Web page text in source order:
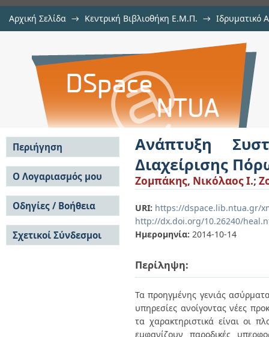
Αρχική Σελίδα → Κεντρική Βιβλιοθήκη Ε.Μ.Π. → Ιδρυματικό
Ανάπτυξη Συστηματικής
Ενσωματωμένα Συστήματα
Ανάπτυξη
Διαχείρισης
Ζομπάκης, Νικόλαος Ι.;
URI: https://dspace.lib.ntua.gr/
http://dx.doi.org/10.26240/
Ημερομηνία: 2014-10-14
Περίληψη:
Τα προηγμένης γενιάς
υπηρεσίες ανοίγοντας νέες
τα χαρακτηριστικά είναι οι
εμφανίζουν παροδικές
Περιήγηση
Σε όλο το DSpace
Κοινότητες & Συλλογές
Ανά Ημερομηνία
Έκδοσης
Συγγραφείς
Τίτλοι
Θέματα
Ο Λογαριασμός μου
Σύνδεση
Εγγραφή
Οδηγίες / Βοήθεια
Οδηγίες Υποβολής
Οδηγίες Χρήσης ΙΑ
Συχνές Ερωτήσεις
Σχετικοί Σύνδεσμοι